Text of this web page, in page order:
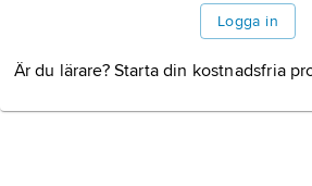
Logga in
Är du lärare? Starta din kostnadsfria